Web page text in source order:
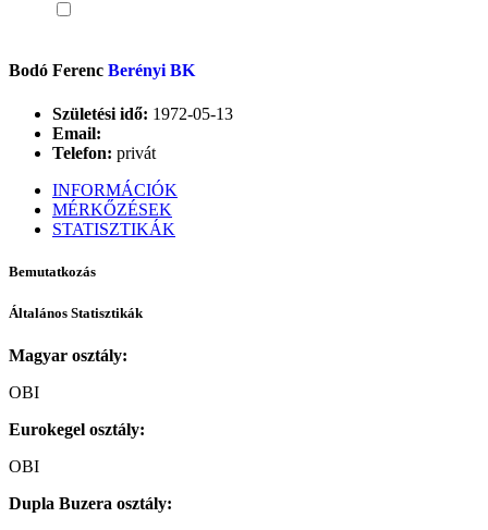
Bodó Ferenc Berényi BK
Születési idő: 1972-05-13
Email:
Telefon: privát
INFORMÁCIÓK
MÉRKŐZÉSEK
STATISZTIKÁK
Bemutatkozás
Általános Statisztikák
Magyar osztály:
OBI
Eurokegel osztály:
OBI
Dupla Buzera osztály: